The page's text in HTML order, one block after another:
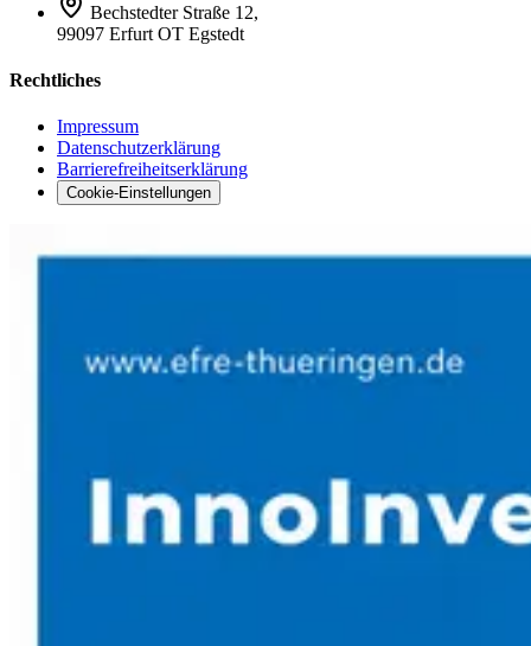
Bechstedter Straße 12,
99097 Erfurt OT Egstedt
Rechtliches
Impressum
Datenschutzerklärung
Barrierefreiheitserklärung
Cookie-Einstellungen